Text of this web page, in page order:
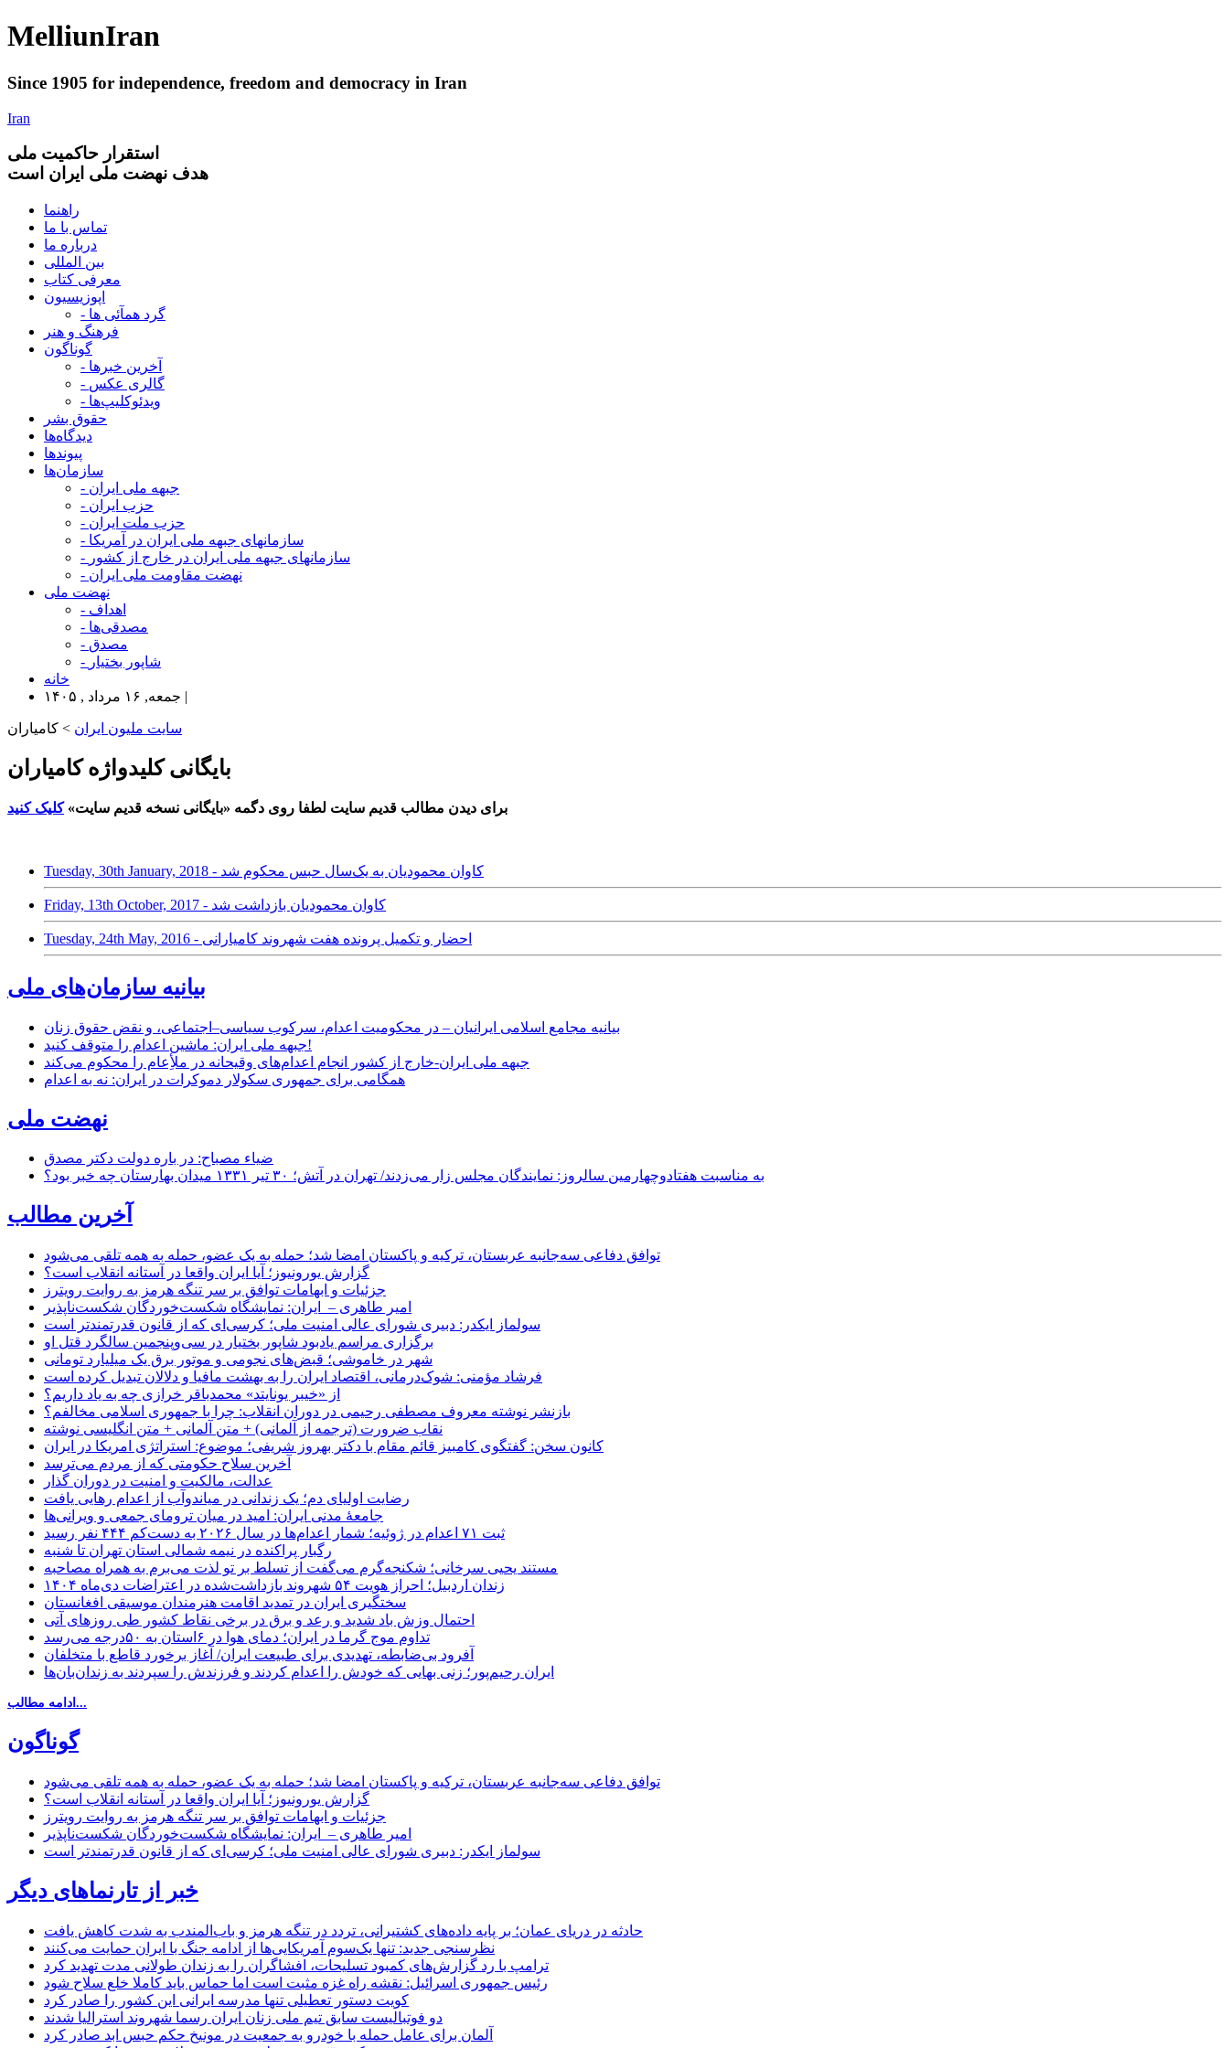
MelliunIran
Since 1905 for independence, freedom and democracy in Iran
Iran
استقرار حاکميت ملی
هدف نهضت ملی ایران است
راهنما
تماس با ما
درباره ما
بین المللی
معرفی کتاب
اپوزیسیون
- گرد همآئی ها
فرهنگ و هنر
گوناگون
- آخرین خبرها
- گالری عکس
- ویدئوکلیپ‌ها
حقوق بشر
دیدگاه‌ها
پیوندها
سازمان‌ها
- جبهه ملی ایران
- حزب ایران
- حزب ملت ایران
- سازمانهای جبهه ملی ایران در آمریکا
- سازمانهای جبهه ملی ایران در خارج از کشور
- نهضت مقاومت ملی ایران
نهضت ملی
- اهداف
- مصدقی‌ها
- مصدق
- شاپور بختیار
خانه
جمعه, ۱۶ مرداد , ۱۴۰۵ |
سایت ملیون ایران > کامیاران
بایگانی کلیدواژه کامیاران
برای دیدن مطالب قدیم سایت لطفا روی دگمه «بایگانی نسخه قدیم سایت»کلیک کنید
Tuesday, 30th January, 2018 - کاوان محمودیان به یک‌سال حبس محکوم شد
Friday, 13th October, 2017 - کاوان محمودیان بازداشت شد
Tuesday, 24th May, 2016 - احضار و تکمیل پرونده هفت شهروند کامیارانی
بیانیه سازمان‌های ملی
بیانیه مجامع اسلامی ایرانیان – در محکومیت اعدام، سرکوب سیاسی–اجتماعی، و نقض حقوق زنان
جبهه ملی ایران: ماشین اعدام را متوقف کنید!
جبهه ملی ایران-خارج از کشور انجام اعدام‌های وقیحانه در ملأِعام را محکوم می‌کند
همگامی برای جمهوری سکولار دموکرات در ایران: نه به اعدام
نهضت ملی
ضیاء مصباح: در باره دولت دکتر مصدق
به مناسبت هفتادوچهارمین سالروز: نمایندگان مجلس زار می‌زدند/ تهران در آتش؛ ۳۰ تیر ۱۳۳۱ میدان بهارستان چه خبر بود؟
آخرین مطالب
توافق دفاعی سه‌جانبه عربستان، ترکیه و پاکستان امضا شد؛ حمله به یک عضو، حمله به همه تلقی می‌شود
گزارش یورونیوز؛ آیا ایران واقعا در آستانه انقلاب است؟
جزئیات و ابهامات توافق بر سر تنگه هرمز به روایت رویترز
امیر طاهری – ایران: نمایشگاه شکست‌خوردگان شکست‌ناپذیر
سولماز ایکدر: دبیری شورای عالی امنیت ملی؛ کرسی‌ای که از قانون قدرتمندتر است
برگزاری مراسم یادبود شاپور بختیار در سی‌وپنجمین سالگرد قتل او
شهر در خاموشی؛ قبض‌های نجومی و موتور برق یک میلیارد تومانی
فرشاد مؤمنی: شوک‌درمانی، اقتصاد ایران را به بهشت مافیا و دلالان تبدیل کرده است
از «خیبر یونایتد» محمدباقر خرازی چه به یاد داریم؟
بازنشر نوشته معروف مصطفی رحیمی در دوران انقلاب: چرا با جمهوری اسلامی مخالفم؟
نقاب ضرورت (ترجمه از آلمانی) + متن آلمانی + متن انگلیسی نوشته
کانون سخن: گفتگوی کامبیز قائم مقام با دکتر بهروز شریفی؛ موضوع: استراتژی امریکا در ایران
آخرین سلاح حکومتی که از مردم می‌ترسد
عدالت، مالکیت و امنیت در دوران گذار
رضایت اولیای دم؛ یک زندانی در میاندوآب از اعدام رهایی یافت
جامعهٔ مدنی ایران: امید در میان ترومای جمعی و ویرانی‌ها
ثبت ۷۱ اعدام در ژوئیه؛ شمار اعدام‌ها در سال ۲۰۲۶ به دست‌کم ۴۴۴ نفر رسید
رگبار پراکنده در نیمه شمالی استان تهران تا شنبه
مستند یحیی سرخانی؛ شکنجه‌گرم می‌گفت از تسلط بر تو لذت می‌برم به همراه مصاحبه
زندان اردبیل؛ احراز هویت ۵۴ شهروند بازداشت‌شده در اعتراضات دی‌ماه ۱۴۰۴
سختگیری ایران در تمدید اقامت هنرمندان موسیقی افغانستان
احتمال وزش باد شدید و رعد و برق در برخی نقاط کشور طی روزهای آتی
تداوم موج گرما در ایران؛ دمای هوا در ۶استان به ۵۰درجه می‌رسد
آفرود بی‌ضابطه، تهدیدی برای طبیعت ایران/ آغاز برخورد قاطع با متخلفان
ایران رحیم‌پور؛ زنی بهایی که خودش را اعدام کردند و فرزندش را سپردند به زندان‌بان‌ها
ادامه مطالب...
گوناگون
توافق دفاعی سه‌جانبه عربستان، ترکیه و پاکستان امضا شد؛ حمله به یک عضو، حمله به همه تلقی می‌شود
گزارش یورونیوز؛ آیا ایران واقعا در آستانه انقلاب است؟
جزئیات و ابهامات توافق بر سر تنگه هرمز به روایت رویترز
امیر طاهری – ایران: نمایشگاه شکست‌خوردگان شکست‌ناپذیر
سولماز ایکدر: دبیری شورای عالی امنیت ملی؛ کرسی‌ای که از قانون قدرتمندتر است
خبر از تارنماهای دیگر
حادثه در دریای عمان؛ بر پایه داده‌های کشتیرانی، تردد در تنگه هرمز و باب‌المندب به شدت کاهش یافت
نظرسنجی جدید: تنها یک‌سوم آمریکایی‌ها از ادامه جنگ با ایران حمایت می‌کنند
ترامپ با رد گزارش‌های کمبود تسلیحات، افشاگران را به زندان طولانی مدت تهدید کرد
رئیس‌ جمهوری اسرائیل: نقشه راه غزه مثبت است اما حماس باید کاملا خلع سلاح شود
کویت دستور تعطیلی تنها مدرسه ایرانی این کشور را صادر کرد
دو فوتبالیست سابق تیم ملی زنان ایران رسما شهروند استرالیا شدند
آلمان برای عامل حمله با خودرو به جمعیت در مونیخ حکم حبس ابد صادر کرد